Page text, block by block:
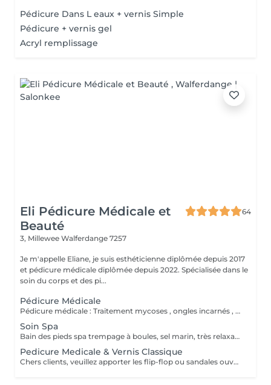
Pédicure Dans L eaux + vernis Simple
Pédicure + vernis gel
Acryl remplissage
Eli Pédicure Médicale et
Beauté
64
3, Millewee Walferdange 7257
Je m'appelle Eliane, je suis esthéticienne diplômée depuis 2017
et pédicure médicale diplômée depuis 2022. Spécialisée dans le
soin du corps et des pi...
Pédicure Médicale
Pédicure médicale : Traitement mycoses , ongles incarnés , corrections des ongles en plicature , ongles en tuile de provence , en volute, durillons, cors ,callosités, crevasses, pied d'athlète et tous les affections. Le prix varie en fonction du problème.
Soin Spa
Bain des pieds spa trempage à boules, sel marin, très relaxant. Gommage & massage inclus. Service non disponible pour ongles mycosiques , je propose l'autre solution de traitement.
Pedicure Medicale & Vernis Classique
Chers clients, veuillez apporter les flip-flop ou sandales ouvertes pour pose de verniz classique.